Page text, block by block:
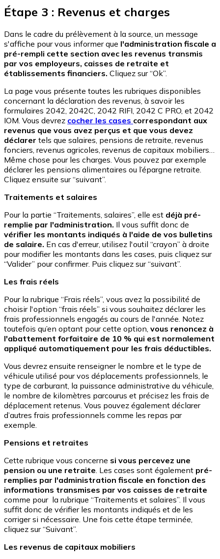
Étape 3 : Revenus et charges
Dans le cadre du prélèvement à la source, un message
s'affiche pour vous informer que l'administration fiscale a
pré-rempli cette section avec les revenus transmis
par vos employeurs, caisses de retraite et
établissements financiers. Cliquez sur “Ok”.
La page vous présente toutes les rubriques disponibles
concernant la déclaration des revenus, à savoir les
formulaires 2042, 2042C, 2042 RIFI, 2042 C PRO, et 2042
IOM. Vous devrez cocher les cases correspondant aux
revenus que vous avez perçus et que vous devez
déclarer tels que salaires, pensions de retraite, revenus
fonciers, revenus agricoles, revenus de capitaux mobiliers…
Même chose pour les charges. Vous pouvez par exemple
déclarer les pensions alimentaires ou l’épargne retraite.
Cliquez ensuite sur “suivant”.
Traitements et salaires
Pour la partie “Traitements, salaires”, elle est déjà pré-
remplie par l'administration. Il vous suffit donc de
vérifier les montants indiqués à l'aide de vos bulletins
de salaire. En cas d'erreur, utilisez l'outil “crayon” à droite
pour modifier les montants dans les cases, puis cliquez sur
“Valider” pour confirmer. Puis cliquez sur “suivant”.
Les frais réels
Pour la rubrique “Frais réels”, vous avez la possibilité de
choisir l'option “frais réels” si vous souhaitez déclarer les
frais professionnels engagés au cours de l'année. Notez
toutefois qu’en optant pour cette option, vous renoncez à
l'abattement forfaitaire de 10 % qui est normalement
appliqué automatiquement pour les frais déductibles.
Vous devrez ensuite renseigner le nombre et le type de
véhicule utilisé pour vos déplacements professionnels, le
type de carburant, la puissance administrative du véhicule,
le nombre de kilomètres parcourus et précisez les frais de
déplacement retenus. Vous pouvez également déclarer
d’autres frais professionnels comme les repas par
exemple.
Pensions et retraites
Cette rubrique vous concerne si vous percevez une
pension ou une retraite. Les cases sont également pré-
remplies par l'administration fiscale en fonction des
informations transmises par vos caisses de retraite
comme pour la rubrique “Traitements et salaires”. Il vous
suffit donc de vérifier les montants indiqués et de les
corriger si nécessaire. Une fois cette étape terminée,
cliquez sur “Suivant”.
Les revenus de capitaux mobiliers